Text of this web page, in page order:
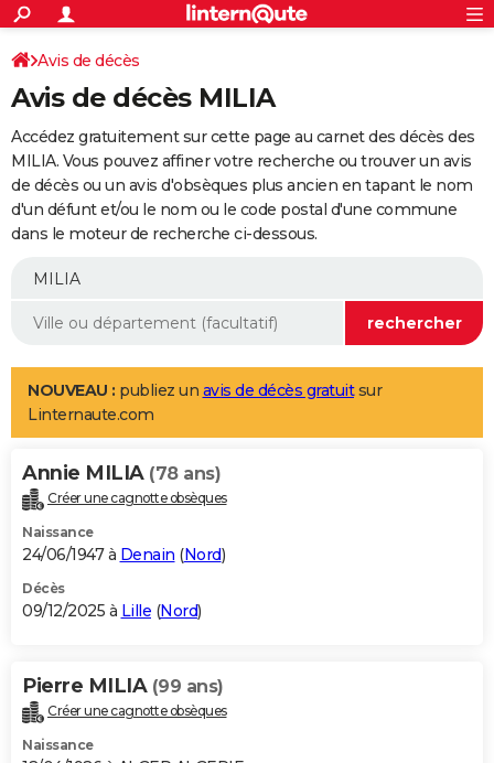
ACTUALITÉS
Politique
Société
Faits Divers
Education
Monde
Villes
+
SPORT
Coupe du monde 2026
Football
Tennis
Cyclisme
Rugby
Forum
Programme TV
TNTStreaming
Cinéma
Sorties cinéma
Musique
+
FINANCE
Retraite
Impôts
Epargne
Immobilier
Risques naturels par ville
Banque
Assurance
Crédit
AUTO
Essais
Réserver un essai
Citadines
Berlines
SUV
Forum auto
+
Mobiles
Meilleur smartphone
Internet
Ordinateurs
Jeux vidéo
Guide high-tech
Aménagement intérieur
LIFESTYLE
Art de vivre
Bien-être
Loisirs
Mode
Modes de vie
Alimentation
Guide de la santé
Maladies
Médicaments
Sommeil
VOYAGE
Destinations
City break
Voyage nature
Voyage de noces
Forum
Climat
+PHOTO
GUIDES D'ACHAT
BONS PLANS
Carte de Noël
Carte Bonne année
Carte Saint-Valentin
Carte Pâques
Carte d'anniversaire
DICTIONNAIRE
Dictionnaire
Biographies
Citations
Expressions
Proverbes
PROGRAMME TV
Avis de décès
Avis de décès MILIA
Accédez gratuitement sur cette page au carnet des décès des
MILIA. Vous pouvez affiner votre recherche ou trouver un avis
de décès ou un avis d'obsèques plus ancien en tapant le nom
d'un défunt et/ou le nom ou le code postal d'une commune
dans le moteur de recherche ci-dessous.
NOUVEAU : publiez un avis de décès gratuitsur
Linternaute.com
Annie MILIA (78 ans)
Créer une cagnotte obsèques
Naissance
24/06/1947 à Denain (Nord)
Décès
09/12/2025 à Lille (Nord)
Pierre MILIA (99 ans)
Créer une cagnotte obsèques
Naissance